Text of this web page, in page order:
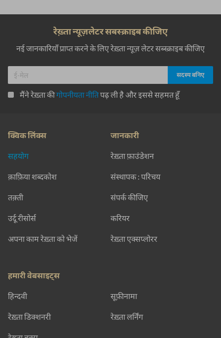
रेख़्ता न्यूज़लेटर सबस्क्राइब कीजिए
नई जानकारियाँ प्राप्त करने के लिए रेख़्ता न्यूज़ लेटर सब्स्क्राइब कीजिए
मैंने रेख़्ता कीगोपनीयता नीतिपढ़ ली है और इससे सहमत हूँ
क्विक लिंक्स
सहयोग
क़ाफ़िया शब्दकोश
तक़्ती
उर्दू रीसोर्स
अपना काम रेख़्ता को भेजें
जानकारी
रेख़्ता फ़ाउंडेशन
संस्थापक : परिचय
संपर्क कीजिए
करियर
रेख़्ता एक्सप्लोरर
हमारी वेबसाइट्स
हिन्दवी सूफ़ीनामा
रेख़्ता डिक्शनरी रेख़्ता लर्निंग